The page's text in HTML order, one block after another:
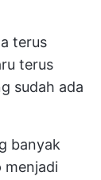
terus
terus
sudah ada
banyak